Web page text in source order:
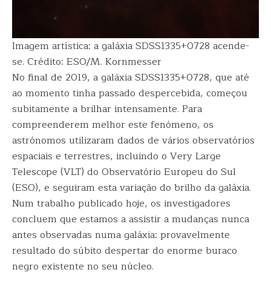
Imagem artística: a galáxia SDSS1335+0728 acende-
se. Crédito: ESO/M. Kornmesser
No final de 2019, a galáxia SDSS1335+0728, que até
ao momento tinha passado despercebida, começou
subitamente a brilhar intensamente. Para
compreenderem melhor este fenómeno, os
astrónomos utilizaram dados de vários observatórios
espaciais e terrestres, incluindo o Very Large
Telescope (VLT) do Observatório Europeu do Sul
(ESO), e seguiram esta variação do brilho da galáxia.
Num trabalho publicado hoje, os investigadores
concluem que estamos a assistir a mudanças nunca
antes observadas numa galáxia: provavelmente
resultado do súbito despertar do enorme buraco
negro existente no seu núcleo.